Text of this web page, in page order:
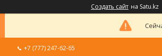
Создать сайт на Satu.kz
+7 (777) 247-62-65